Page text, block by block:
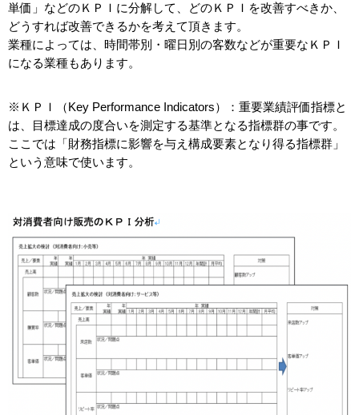
単価」などのＫＰＩに分解して、どのＫＰＩを改善すべきか、
どうすれば改善できるかを考えて頂きます。
業種によっては、時間帯別・曜日別の客数などが重要なＫＰＩ
になる業種もあります。
※ＫＰＩ（Key Performance Indicators）：重要業績評価指標と
は、目標達成の度合いを測定する基準となる指標群の事です。
ここでは「財務指標に影響を与え構成要素となり得る指標群」
という意味で使います。